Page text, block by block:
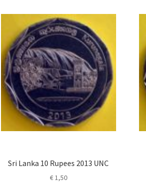
Sri Lanka 10 Rupees 2013 UNC
€1,50